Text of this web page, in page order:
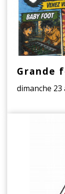
Grande
dimanche